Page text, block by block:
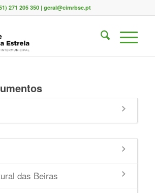
271 205 350 | geral@cimrbse.pt
das Beiras